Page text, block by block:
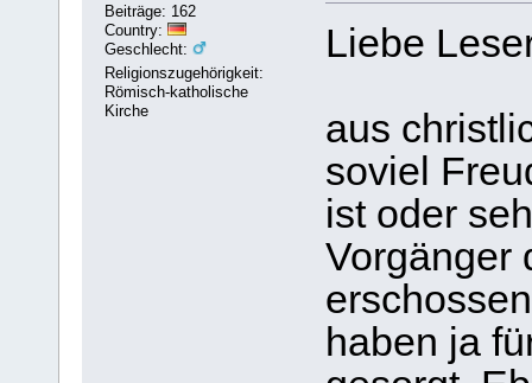
Beiträge: 162
Country:
Geschlecht:
Religionszugehörigkeit:
Römisch-katholische
Kirche
Liebe
aus
soviel
ist oder
Vorgänger
haben ja